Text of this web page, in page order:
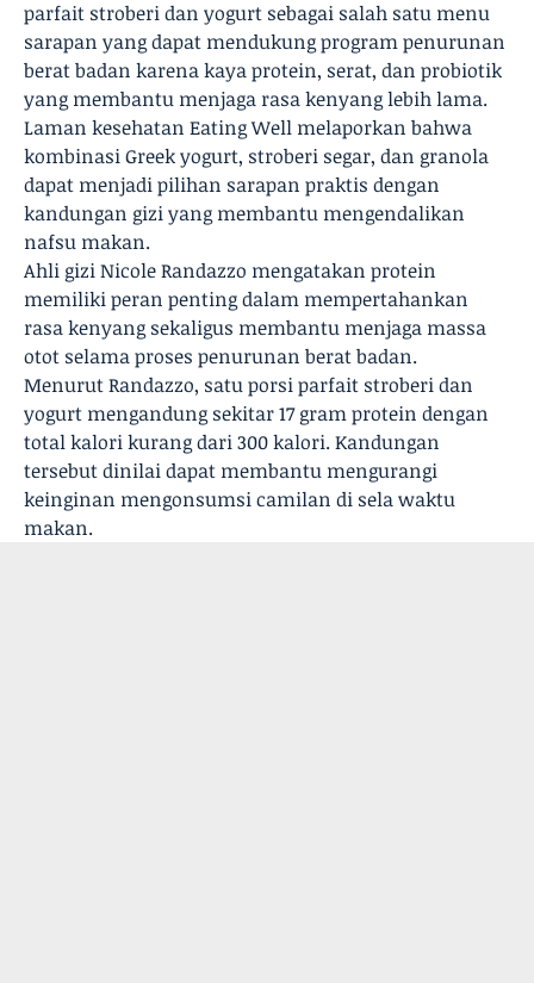
parfait stroberi dan yogurt sebagai salah satu menu
sarapan yang dapat mendukung program penurunan
berat badan karena kaya protein, serat, dan probiotik
yang membantu menjaga rasa kenyang lebih lama.
Laman kesehatan Eating Well melaporkan bahwa
kombinasi Greek yogurt, stroberi segar, dan granola
dapat menjadi pilihan sarapan praktis dengan
kandungan gizi yang membantu mengendalikan
nafsu makan.
Ahli gizi Nicole Randazzo mengatakan protein
memiliki peran penting dalam mempertahankan
rasa kenyang sekaligus membantu menjaga massa
otot selama proses penurunan berat badan.
Menurut Randazzo, satu porsi parfait stroberi dan
yogurt mengandung sekitar 17 gram protein dengan
total kalori kurang dari 300 kalori. Kandungan
tersebut dinilai dapat membantu mengurangi
keinginan mengonsumsi camilan di sela waktu
makan.